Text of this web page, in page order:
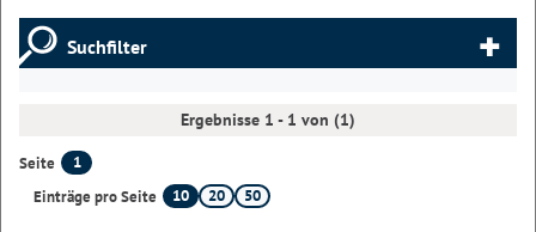
Suchfilter
Ergebnisse 1 - 1 von (1)
Seite
1
Einträge pro Seite
10 20 50